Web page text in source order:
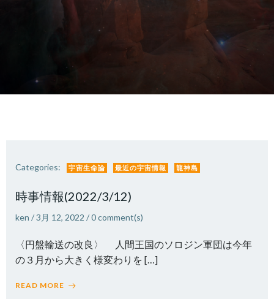
Categories: 宇宙生命論 最近の宇宙情報 龍神島
時事情報(2022/3/12)
ken /3月 12, 2022 /0comment(s)
〈円盤輸送の改良〉 人間王国のソロジン軍団は今年
の３月から大きく様変わりを […]
READ MORE